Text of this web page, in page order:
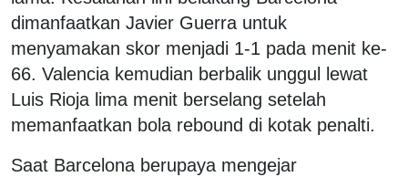
dimanfaatkan Javier Guerra untuk
menyamakan skor menjadi 1-1 pada menit ke-
66. Valencia kemudian berbalik unggul lewat
Luis Rioja lima menit berselang setelah
memanfaatkan bola rebound di kotak penalti.
Saat Barcelona berupaya mengejar